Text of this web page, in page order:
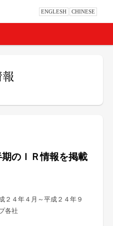
ENGLESH CHINESE
のＩＲ情報を掲載
２４年４月～平成２４年９
各社